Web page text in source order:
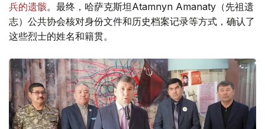
兵的遗骸。最终，哈萨克斯坦Atamnyn Amanaty（先祖遗
志）公共协会核对身份文件和历史档案记录等方式，确认了
这些烈士的姓名和籍贯。